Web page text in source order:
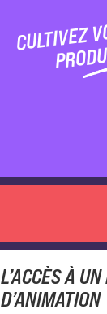
CULTIVEZ
L’ACCÈS À
D’ANIMATION